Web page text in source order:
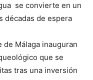
se convierte en un
décadas de espera
de Málaga inauguran
que se
tras una inversión